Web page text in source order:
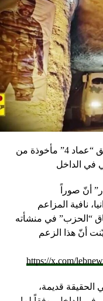
“النهار” تكشف حقيقة صور في فيديو نفق “عماد 4” مأخوذة من
في الداخل
أنّ صوراً
نافية المزاعم
“الحزب” في منشأته
وبيّنت أنّ هذا الزعم
https://x.com/
قديمة،